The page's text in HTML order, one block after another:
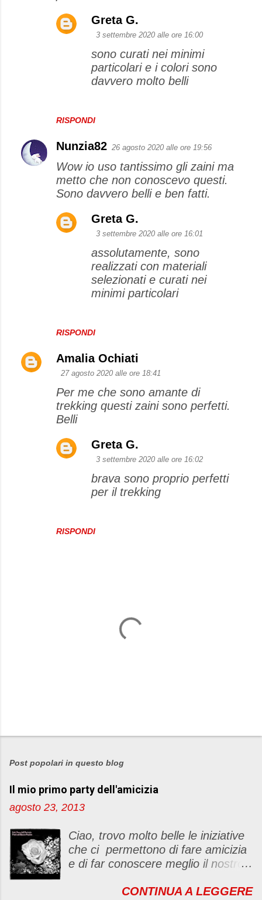
RISPONDI
Greta G.
3 settembre 2020 alle ore 16:00
sono curati nei minimi
particolari e i colori sono
davvero molto belli
Nunzia82 26 agosto 2020 alle ore 19:56
Wow io uso tantissimo gli zaini ma
metto che non conoscevo questi.
Sono davvero belli e ben fatti.
RISPONDI
Greta G.
3 settembre 2020 alle ore 16:01
assolutamente, sono
realizzati con materiali
selezionati e curati nei
minimi particolari
Amalia Ochiati
27 agosto 2020 alle ore 18:41
Per me che sono amante di
trekking questi zaini sono perfetti.
Belli
RISPONDI
Greta G.
3 settembre 2020 alle ore 16:02
brava sono proprio perfetti
per il trekking
P
s
a
u
c
o
m
m
Post popolari in questo blog
Il mio primo party dell'amicizia
agosto 23, 2013
Ciao, trovo molto belle le iniziative
che ci permettono di fare amicizia
e di far conoscere meglio il nostro
un "party" dell'amicizia .... Mi
CONTINUA A LEGGERE